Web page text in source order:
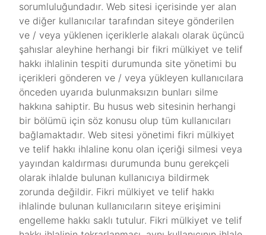
sorumluluğundadır. Web sitesi içerisinde yer alan
ve diğer kullanıcılar tarafından siteye gönderilen
ve / veya yüklenen içeriklerle alakalı olarak üçüncü
şahıslar aleyhine herhangi bir fikri mülkiyet ve telif
hakkı ihlalinin tespiti durumunda site yönetimi bu
içerikleri gönderen ve / veya yükleyen kullanıcılara
önceden uyarıda bulunmaksızın bunları silme
hakkına sahiptir. Bu husus web sitesinin herhangi
bir bölümü için söz konusu olup tüm kullanıcıları
bağlamaktadır. Web sitesi yönetimi fikri mülkiyet
ve telif hakkı ihlaline konu olan içeriği silmesi veya
yayından kaldırması durumunda bunu gerekçeli
olarak ihlalde bulunan kullanıcıya bildirmek
zorunda değildir. Fikri mülkiyet ve telif hakkı
ihlalinde bulunan kullanıcıların siteye erişimini
engelleme hakkı saklı tutulur. Fikri mülkiyet ve telif